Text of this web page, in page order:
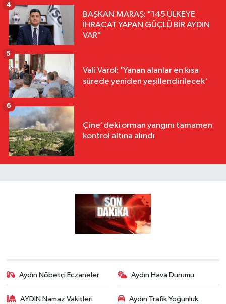
BAŞKAN MARAŞ: "145 ÜLKEYE
İHRACAT YAPAN GÜÇLÜ BİR AYDIN
VAR"
4
Vali Varol: 'Yanan alanlar en kısa
sürede yeniden yeşillendirilecek'
5
Çine'deki orman yangını tamamen
kontrol altına alındı
6
Aydın Nöbetçi Eczaneler Aydın Hava Durumu
AYDIN Namaz Vakitleri Aydın Trafik Yoğunluk